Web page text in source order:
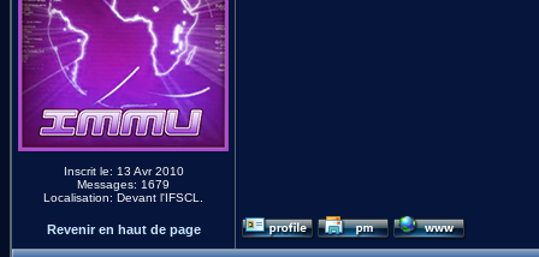
Inscrit le: 13 Avr 2010
Messages: 1679
Localisation: Devant l'IFSCL.
Revenir en haut de page